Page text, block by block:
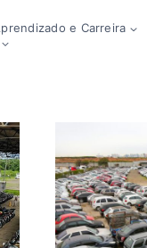
e Carreira